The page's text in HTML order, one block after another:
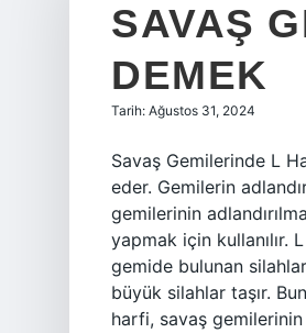
SAVAŞ
DEMEK
Tarih: Ağustos 31, 2024
Savaş Gemilerinde L
eder. Gemilerin
gemilerinin
yapmak için kullanılır.
gemide bulunan
büyük silahlar taşır.
harfi, savaş gemilerinin